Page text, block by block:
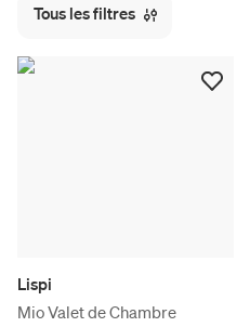
Tous les filtres
Lispi
Mio Valet de Chambre